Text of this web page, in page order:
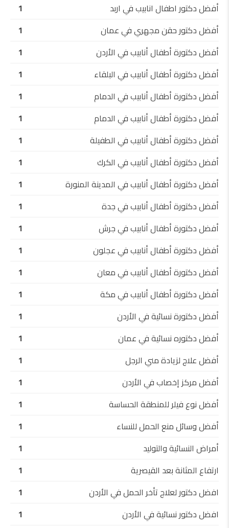
أفضل دكتور اطفال انابيب في اربد
1
أفضل دكتور حقن مجهري في عمان
1
أفضل دكتورة أطفال أنابيب في الأردن
1
أفضل دكتورة أطفال أنابيب في البلقاء
1
أفضل دكتورة أطفال أنابيب في الدمام
1
أفضل دكتورة أطفال أنابيب في الدمام
1
أفضل دكتورة أطفال أنابيب في الطفيلة
1
أفضل دكتورة أطفال أنابيب في الكرك
1
أفضل دكتورة أطفال أنابيب في المدينة المنورة
1
أفضل دكتورة أطفال أنابيب في جدة
1
أفضل دكتورة أطفال أنابيب في جرش
1
أفضل دكتورة أطفال أنابيب في عجلون
1
أفضل دكتورة أطفال أنابيب في معان
1
أفضل دكتورة أطفال أنابيب في مكة
1
أفضل دكتورة نسائية في الأردن
1
أفضل دكتوره نسائية في عمان
1
أفضل علاج لزيادة مني الرجل
1
أفضل مركز إخصاب في الأردن
1
أفضل نوع فيلر للمنطقة الحساسة
1
أفضل وسائل منع الحمل للنساء
1
أمراض النسائية والتوليد
1
ارتفاع المثانة بعد القيصرية
1
افضل دكتور لعلاج تأخر الحمل في الأردن
1
افضل دكتور نسائية في الأردن
1